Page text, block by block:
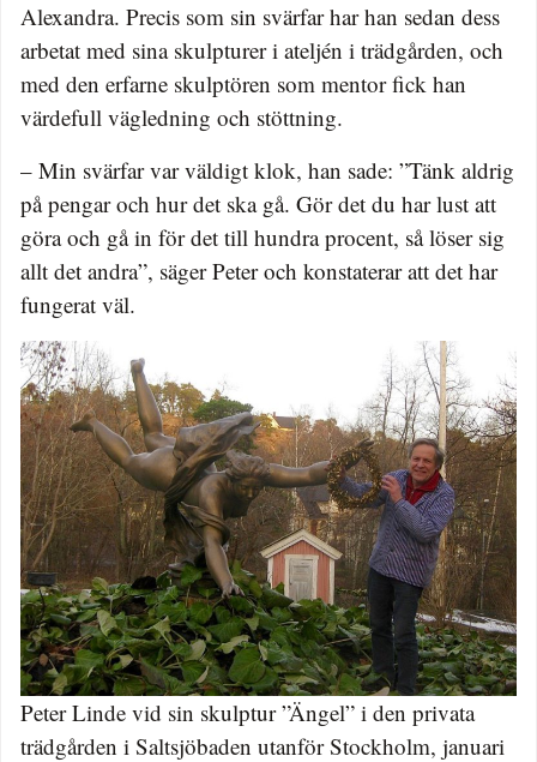
Alexandra. Precis som sin svärfar har han sedan dess
arbetat med sina skulpturer i ateljén i trädgården, och
med den erfarne skulptören som mentor fick han
värdefull vägledning och stöttning.
– Min svärfar var väldigt klok, han sade: ”Tänk aldrig
på pengar och hur det ska gå. Gör det du har lust att
göra och gå in för det till hundra procent, så löser sig
allt det andra”, säger Peter och konstaterar att det har
fungerat väl.
Peter Linde vid sin skulptur ”Ängel” i den privata
trädgården i Saltsjöbaden utanför Stockholm, januari